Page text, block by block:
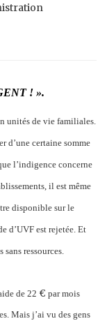
! ».
unités de vie familiales.
d’une certaine somme
l’indigence concerne
il est même
disponible sur le
d’UVF est rejetée. Et
ressources.
de 22 € par mois
Mais j’ai vu des gens